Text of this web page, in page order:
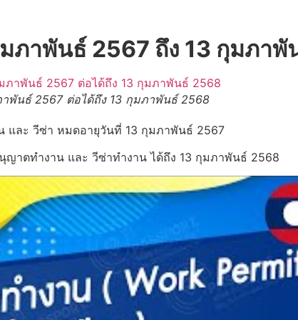
ภาพันธ์ 2567 ถึง 13 กุมภา
พันธ์ 2567 ต่อได้ถึง 13 กุมภาพันธ์ 2568
และ วีซ่า หมดอายุวันที่ 13 กุมภาพันธ์ 2567
ญาตทำงาน และ วีซ่าทำงาน ได้ถึง 13 กุมภาพันธ์ 2568